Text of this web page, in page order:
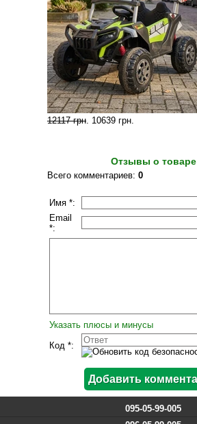
12117 грн. 10639 грн.
Отзывы о товаре
Всего комментариев: 0
Имя *:
Email
*:
Указать плюсы и минусы
Код *:
095-05-99-005